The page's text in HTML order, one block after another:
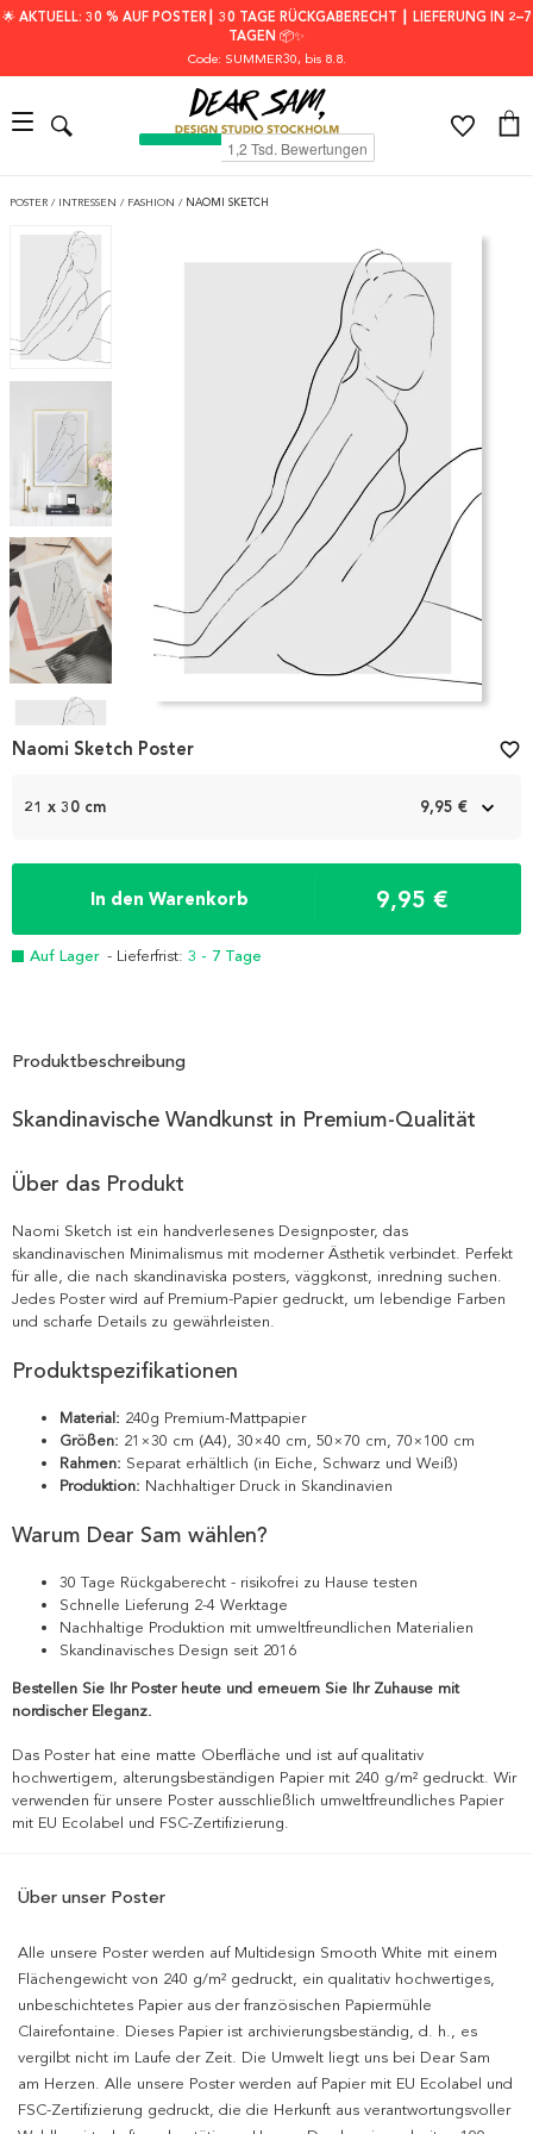
🌟 AKTUELL: 30 % AUF POSTER┃ 30 TAGE RÜCKGABERECHT ┃ LIEFERUNG IN 2–7
TAGEN 📦✨
Code: SUMMER30, bis 8.8.
POSTER / INTRESSEN / FASHION / NAOMI SKETCH
1
21 x 30 cm 9,95 €
In den Warenkorb 9,95 €
Auf Lager - Lieferfrist: 3 - 7 Tage
Naomi Sketch Poster favorite_border
Produktbeschreibung
Skandinavische Wandkunst in Premium-Qualität
Über das Produkt
Naomi Sketch ist ein handverlesenes Designposter, das
skandinavischen Minimalismus mit moderner Ästhetik verbindet. Perfekt
für alle, die nach skandinaviska posters, väggkonst, inredning suchen.
Jedes Poster wird auf Premium-Papier gedruckt, um lebendige Farben
und scharfe Details zu gewährleisten.
Produktspezifikationen
Material: 240g Premium-Mattpapier
Größen: 21×30 cm (A4), 30×40 cm, 50×70 cm, 70×100 cm
Rahmen: Separat erhältlich (in Eiche, Schwarz und Weiß)
Produktion: Nachhaltiger Druck in Skandinavien
Warum Dear Sam wählen?
30 Tage Rückgaberecht - risikofrei zu Hause testen
Schnelle Lieferung 2-4 Werktage
Nachhaltige Produktion mit umweltfreundlichen Materialien
Skandinavisches Design seit 2016
Bestellen Sie Ihr Poster heute und erneuern Sie Ihr Zuhause mit
nordischer Eleganz.
Das Poster hat eine matte Oberfläche und ist auf qualitativ
hochwertigem, alterungsbeständigen Papier mit 240 g/m² gedruckt. Wir
verwenden für unsere Poster ausschließlich umweltfreundliches Papier
mit EU Ecolabel und FSC-Zertifizierung.
Über unser Poster
Alle unsere Poster werden auf Multidesign Smooth White mit einem
Flächengewicht von 240 g/m² gedruckt, ein qualitativ hochwertiges,
unbeschichtetes Papier aus der französischen Papiermühle
Clairefontaine. Dieses Papier ist archivierungsbeständig, d. h., es
vergilbt nicht im Laufe der Zeit. Die Umwelt liegt uns bei Dear Sam
am Herzen. Alle unsere Poster werden auf Papier mit EU Ecolabel und
FSC-Zertifizierung gedruckt, die die Herkunft aus verantwortungsvoller